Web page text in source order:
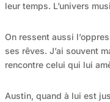
leur temps. L’univers
On ressent aussi
ses rêves. J’ai souvent
rencontre celui qui lui
Austin, quand à lui est